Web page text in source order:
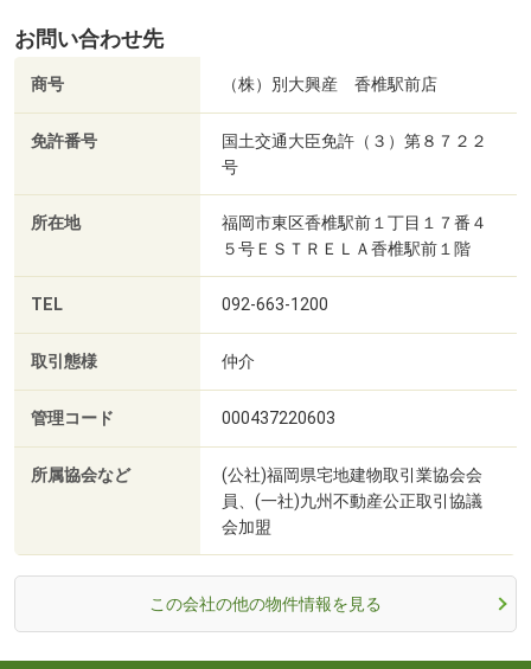
お問い合わせ先
商号 （株）別大興産 香椎駅前店
免許番号
国土交通大臣免許（３）第８７２２
号
所在地
福岡市東区香椎駅前１丁目１７番４
５号ＥＳＴＲＥＬＡ香椎駅前１階
TEL 092-663-1200
取引態様 仲介
管理コード 000437220603
所属協会など
(公社)福岡県宅地建物取引業協会会
員、(一社)九州不動産公正取引協議
会加盟
この会社の他の物件情報を見る